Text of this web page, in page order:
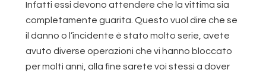
Infatti essi devono attendere che la vittima sia
completamente guarita. Questo vuol dire che se
il danno o l’incidente è stato molto serie, avete
avuto diverse operazioni che vi hanno bloccato
per molti anni, alla fine sarete voi stessi a dover